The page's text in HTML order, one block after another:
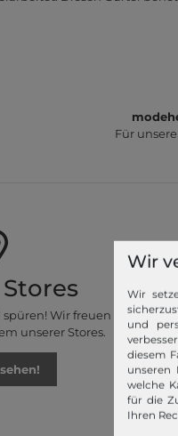
Für
Wir freuen uns auf
unserer Stores.
Wir
Wir
und
diesem
unseren
welche
für die
Ihren